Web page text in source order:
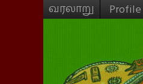
வரலாறு Profile